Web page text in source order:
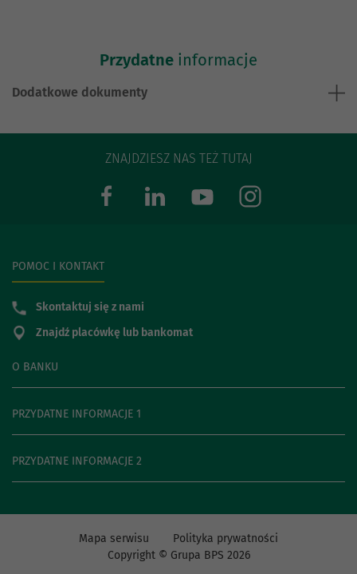
Przydatne informacje
Dodatkowe dokumenty
ZNAJDZIESZ NAS TEŻ TUTAJ
O BANKU
PRZYDATNE INFORMACJE 1
PRZYDATNE INFORMACJE 2
POMOC I KONTAKT
Skontaktuj się z nami
Znajdź placówkę lub bankomat
Mapa serwisu
Polityka prywatności
Copyright © Grupa BPS 2026